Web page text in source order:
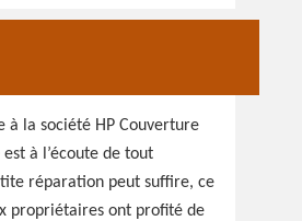
à la société HP Couverture
à l’écoute de tout
réparation peut suffire, ce
propriétaires ont profité de